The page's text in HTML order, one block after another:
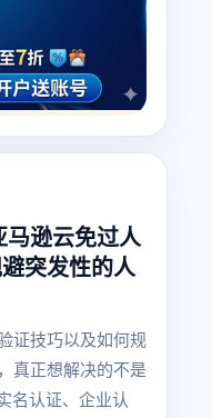
马逊云免过人
突发性的人
证技巧以及如何规
真正想解决的不是
名认证、企业认